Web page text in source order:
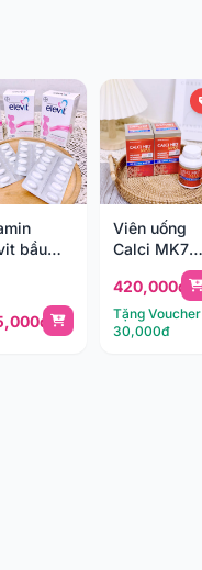
bầu
Viên uống
Calci MK7
(18y+)
420,000đ
Tặng Voucher
30,000đ